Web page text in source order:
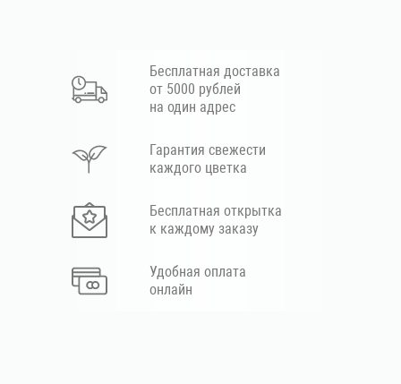
Бесплатная доставка
от 5000 рублей
на один адрес
Гарантия свежести
каждого цветка
Бесплатная открытка
к каждому заказу
Удобная оплата
онлайн